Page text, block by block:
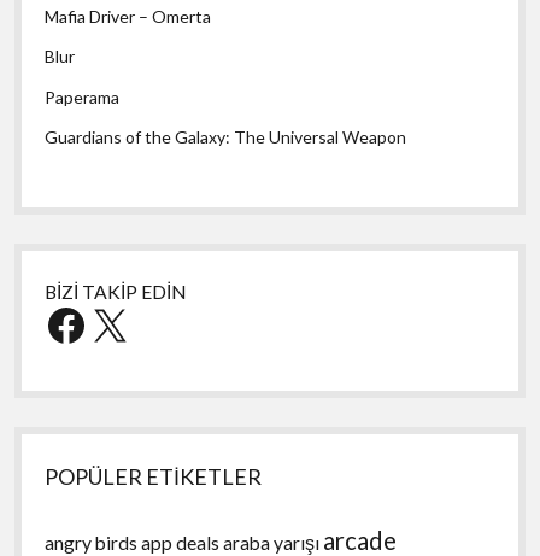
Mafia Driver – Omerta
Blur
Paperama
Guardians of the Galaxy: The Universal Weapon
BİZİ TAKİP EDİN
Facebook
X
POPÜLER ETİKETLER
angry birds app deals araba yarışı arcade